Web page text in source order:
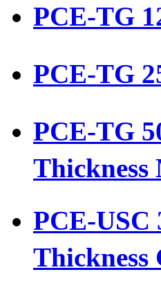
PCE-TG
PCE-TG
PCE-TG
Thickness
PCE-
Thickness